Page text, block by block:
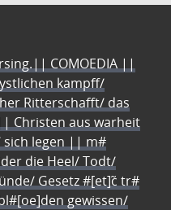
COMOEDIA ||
kampff/
Ritterschafft/ das
Christen aus warheit
sich legen || m#
die Heel/ Todt/
Gesetz #[et]c̃ tr#
gewissen/